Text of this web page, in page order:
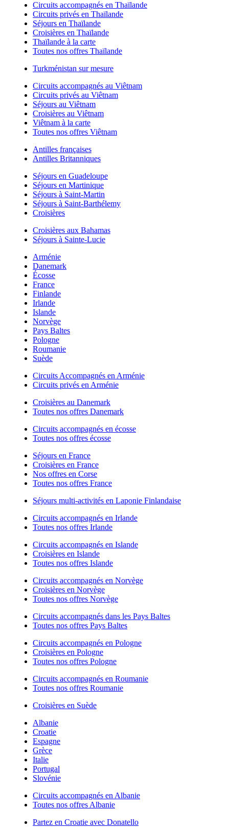
Circuits accompagnés en Thaïlande
Circuits privés en Thaïlande
Séjours en Thaïlande
Croisières en Thaïlande
Thaïlande à la carte
Toutes nos offres Thaïlande
Turkménistan sur mesure
Circuits accompagnés au Viêtnam
Circuits privés au Viêtnam
Séjours au Viêtnam
Croisières au Viêtnam
Viêtnam à la carte
Toutes nos offres Viêtnam
Antilles françaises
Antilles Britanniques
Séjours en Guadeloupe
Séjours en Martinique
Séjours à Saint-Martin
Séjours à Saint-Barthélemy
Croisières
Croisières aux Bahamas
Séjours à Sainte-Lucie
Arménie
Danemark
Écosse
France
Finlande
Irlande
Islande
Norvège
Pays Baltes
Pologne
Roumanie
Suède
Circuits Accompagnés en Arménie
Circuits privés en Arménie
Croisières au Danemark
Toutes nos offres Danemark
Circuits accompagnés en écosse
Toutes nos offres écosse
Séjours en France
Croisières en France
Nos offres en Corse
Toutes nos offres France
Séjours multi-activités en Laponie Finlandaise
Circuits accompagnés en Irlande
Toutes nos offres Irlande
Circuits accompagnés en Islande
Croisières en Islande
Toutes nos offres Islande
Circuits accompagnés en Norvège
Croisières en Norvège
Toutes nos offres Norvège
Circuits accompagnés dans les Pays Baltes
Toutes nos offres Pays Baltes
Circuits accompagnés en Pologne
Croisières en Pologne
Toutes nos offres Pologne
Circuits accompagnés en Roumanie
Toutes nos offres Roumanie
Croisières en Suède
Albanie
Croatie
Espagne
Grèce
Italie
Portugal
Slovénie
Circuits accompagnés en Albanie
Toutes nos offres Albanie
Partez en Croatie avec Donatello